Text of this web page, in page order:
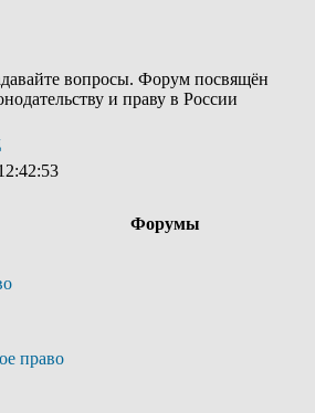
вопросы. Форум посвящён
и праву в России
Форумы
право